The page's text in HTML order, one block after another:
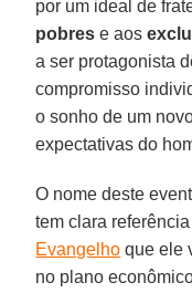
por um ideal de
pobres e aos
a ser protagonista
compromisso
o sonho de um
expectativas do
O nome deste
tem clara
Evangelho que ele
no plano